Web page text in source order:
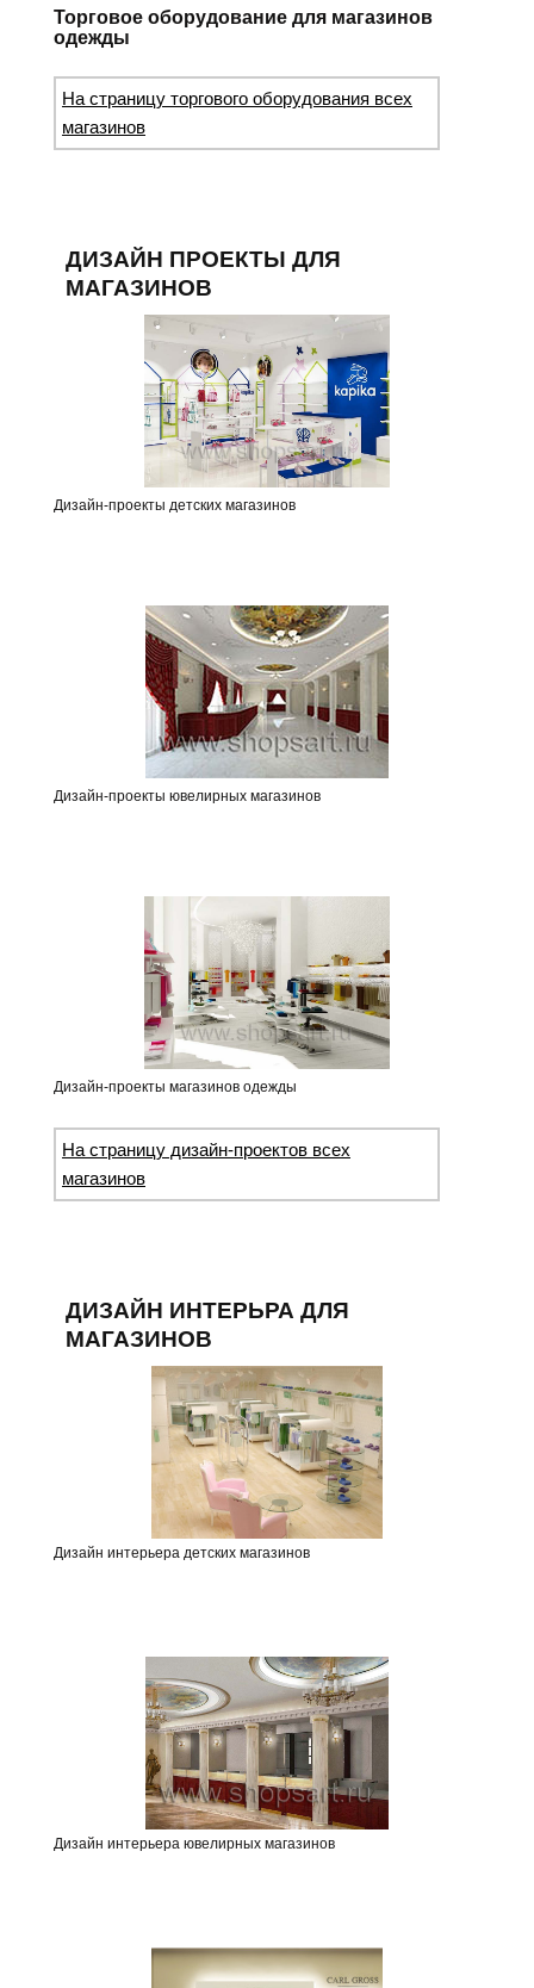
Торговое оборудование для магазинов
одежды
На страницу торгового оборудования всех
магазинов
ДИЗАЙН ПРОЕКТЫ ДЛЯ
МАГАЗИНОВ
Дизайн-проекты детских магазинов
Дизайн-проекты ювелирных магазинов
Дизайн-проекты магазинов одежды
На страницу дизайн-проектов всех
магазинов
ДИЗАЙН ИНТЕРЬРА ДЛЯ
МАГАЗИНОВ
Дизайн интерьера детских магазинов
Дизайн интерьера ювелирных магазинов